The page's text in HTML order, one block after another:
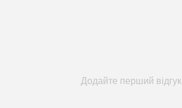
Додайте перший відгук